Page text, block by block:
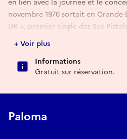
novembre 1976 sortait en
UK », premier single des Sex
hurlait « I wanna destroy… ». Et
nous nous retrouvions pour voir
punk a, non pas détruit, mais au
préservé ?
Réserver
+ Voir plus
Informations
Gratuit sur réservation.
Paloma